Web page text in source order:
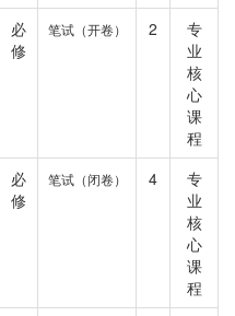
必
修
笔试（开卷） 2
专
业
核
心
课
程
必
修
笔试（闭卷） 4
专
业
核
心
课
程